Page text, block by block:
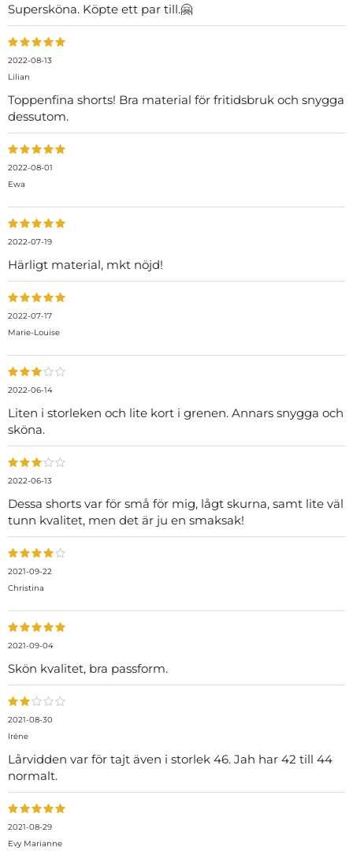
Supersköna. Köpte ett par till.🤗
2022-08-13
Lilian
Toppenfina shorts! Bra material för fritidsbruk och snygga
dessutom.
2022-08-01
Ewa
2022-07-19
Härligt material, mkt nöjd!
2022-07-17
Marie-Louise
2022-06-14
Liten i storleken och lite kort i grenen. Annars snygga och
sköna.
2022-06-13
Dessa shorts var för små för mig, lågt skurna, samt lite väl
tunn kvalitet, men det är ju en smaksak!
2021-09-22
Christina
2021-09-04
Skön kvalitet, bra passform.
2021-08-30
Iréne
Lårvidden var för tajt även i storlek 46. Jah har 42 till 44
normalt.
2021-08-29
Evy Marianne